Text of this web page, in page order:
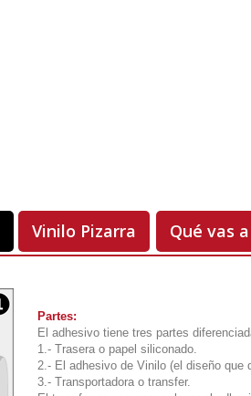
Vinilo Pizarra Qué vas
Partes:
El adhesivo tiene tres partes
1.- Trasera o papel siliconado.
2.- El adhesivo de Vinilo (el diseño que
3.- Transportadora o transfer.